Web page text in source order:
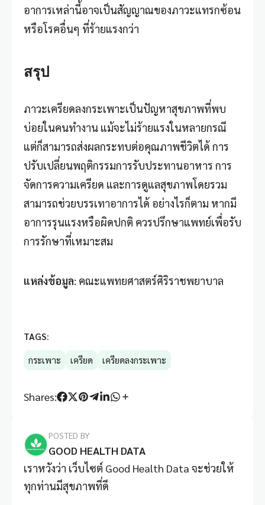
อาการเหล่านี้อาจเป็นสัญญาณของภาวะแทรกซ้อน
หรือโรคอื่นๆ ที่ร้ายแรงกว่า
สรุป
ภาวะเครียดลงกระเพาะเป็นปัญหาสุขภาพที่พบ
บ่อยในคนทำงาน แม้จะไม่ร้ายแรงในหลายกรณี
แต่ก็สามารถส่งผลกระทบต่อคุณภาพชีวิตได้ การ
ปรับเปลี่ยนพฤติกรรมการรับประทานอาหาร การ
จัดการความเครียด และการดูแลสุขภาพโดยรวม
สามารถช่วยบรรเทาอาการได้ อย่างไรก็ตาม หากมี
อาการรุนแรงหรือผิดปกติ ควรปรึกษาแพทย์เพื่อรับ
การรักษาที่เหมาะสม
แหล่งข้อมูล: คณะแพทยศาสตร์ศิริราชพยาบาล
TAGS:
กระเพาะ
เครียด เครียดลงกระเพาะ
Shares:
POSTED BY
GOOD HEALTH DATA
เราหวังว่า เว็บไซต์ Good Health Data จะช่วยให้
ทุกท่านมีสุขภาพที่ดี